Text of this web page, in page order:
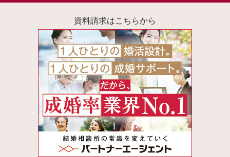
資料請求はこちらから